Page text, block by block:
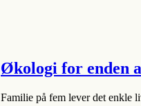
Økologi for enden
Familie på fem lever det enkle